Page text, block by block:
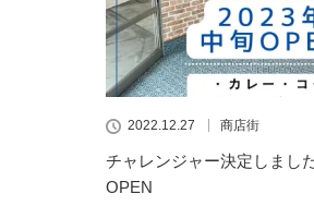
2022.12.27 商店街
チャレンジャー決定しまし
OPEN